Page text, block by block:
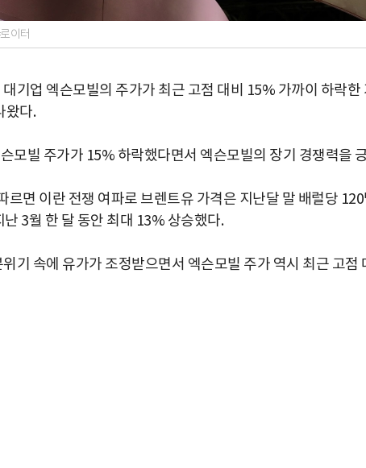
이터
기업 엑슨모빌의 주가가 최근 고점 대비 15% 가까이 하락한
왔다.
모빌 주가가 15% 하락했다면서 엑슨모빌의 장기 경쟁력을
르면 이란 전쟁 여파로 브렌트유 가격은 지난달 말 배럴당
3월 한 달 동안 최대 13% 상승했다.
기 속에 유가가 조정받으면서 엑슨모빌 주가 역시 최근 고점